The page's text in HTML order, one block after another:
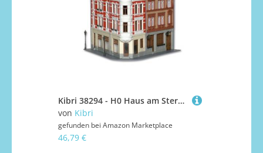
Kibri 38294 - H0 Haus am Sternplatz
von Kibri
gefunden bei Amazon Marketplace
46,79 €